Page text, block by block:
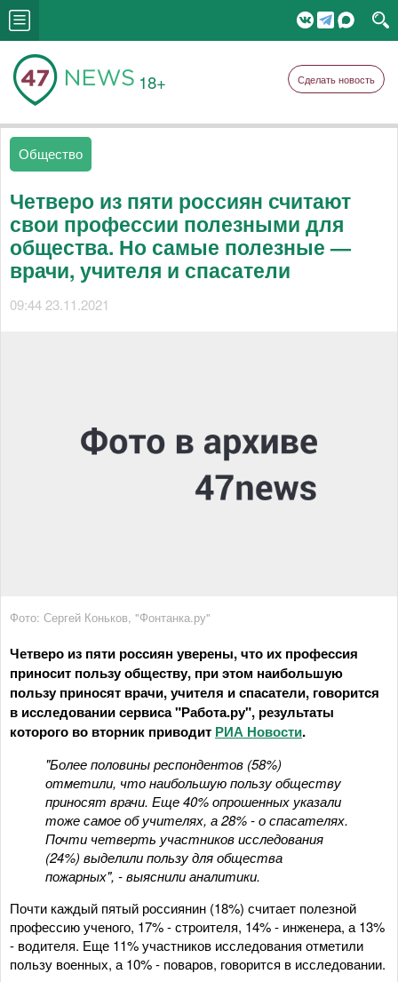
18+ Сделать новость
Общество
Четверо из пяти россиян считают
свои профессии полезными для
общества. Но самые полезные —
врачи, учителя и спасатели
09:44 23.11.2021
Фото: Сергей Коньков, "Фонтанка.ру"
Четверо из пяти россиян уверены, что их профессия
приносит пользу обществу, при этом наибольшую
пользу приносят врачи, учителя и спасатели, говорится
в исследовании сервиса "Работа.ру", результаты
которого во вторник приводит РИА Новости.
"Более половины респондентов (58%)
отметили, что наибольшую пользу обществу
приносят врачи. Еще 40% опрошенных указали
тоже самое об учителях, а 28% - о спасателях.
Почти четверть участников исследования
(24%) выделили пользу для общества
пожарных", - выяснили аналитики.
Почти каждый пятый россиянин (18%) считает полезной
профессию ученого, 17% - строителя, 14% - инженера, а 13%
- водителя. Еще 11% участников исследования отметили
пользу военных, а 10% - поваров, говорится в исследовании.